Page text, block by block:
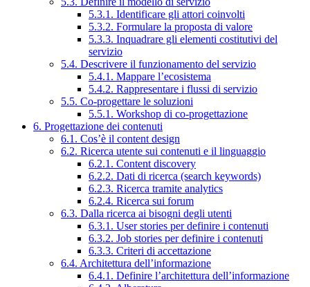
5.3.1. Identificare gli attori coinvolti
5.3.2. Formulare la proposta di valore
5.3.3. Inquadrare gli elementi costitutivi del
servizio
5.4. Descrivere il funzionamento del servizio
5.4.1. Mappare l’ecosistema
5.4.2. Rappresentare i flussi di servizio
5.5. Co-progettare le soluzioni
5.5.1. Workshop di co-progettazione
6. Progettazione dei contenuti
6.1. Cos’è il content design
6.2. Ricerca utente sui contenuti e il linguaggio
6.2.1. Content discovery
6.2.2. Dati di ricerca (search keywords)
6.2.3. Ricerca tramite analytics
6.2.4. Ricerca sui forum
6.3. Dalla ricerca ai bisogni degli utenti
6.3.1. User stories per definire i contenuti
6.3.2. Job stories per definire i contenuti
6.3.3. Criteri di accettazione
6.4. Architettura dell’informazione
6.4.1. Definire l’architettura dell’informazione